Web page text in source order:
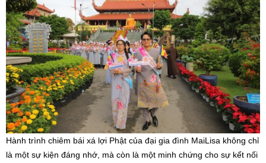
Hành trình chiêm bái xá lợi Phật của đại gia đình MaiLisa không chỉ
là một sự kiện đáng nhớ, mà còn là một minh chứng cho sự kết nối